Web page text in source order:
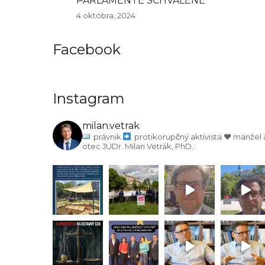
4 októbra, 2024
Facebook
Instagram
milan.vetrak
právnik protikorupčný aktivista ♥️ manžel
otec JUDr. Milan Vetrák, PhD.: